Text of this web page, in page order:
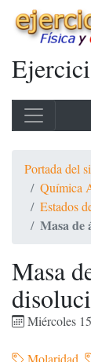
Portada del
Química
Estados
Masa de
Masa
Miércoles
Molaridad